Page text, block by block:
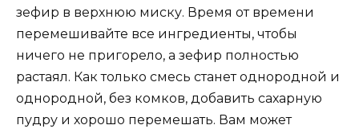
зефир в верхнюю миску. Время от времени
перемешивайте все ингредиенты, чтобы
ничего не пригорело, а зефир полностью
растаял. Как только смесь станет однородной и
однородной, без комков, добавить сахарную
пудру и хорошо перемешать. Вам может